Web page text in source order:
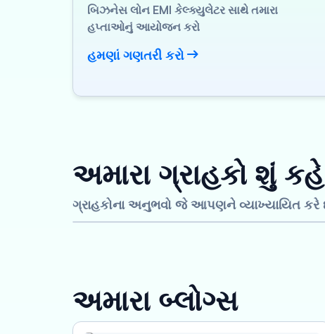
બિઝનેસ લોન EMI કેલ્ક્યુલેટર સાથે તમારા
હપ્તાઓનું આયોજન કરો
હમણાં ગણતરી કરો
અમારા ગ્રાહકો શું
ગ્રાહકોના અનુભવો જે આપણને વ્યાખ્યાયિત કરે
અમારા બ્લોગ્સ